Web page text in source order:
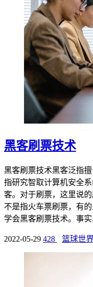
黑客刷票技术
黑客刷票技术黑客泛指
指研究智取计算机安全
客。对于刷票，这里说
不是指火车票刷票，有
学会黑客刷票技术。事实
2022-05-29 428 篮球世